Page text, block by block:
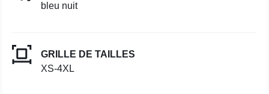
bleu nuit
GRILLE DE TAILLES
XS-4XL